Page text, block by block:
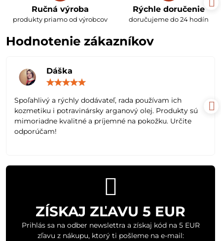
Ručná výroba
produkty priamo od výrobcov
Rýchle doručenie
doručujeme do 24 hodín
Hodnotenie zákazníkov
Dáška
5
Spoľahlivý a rýchly dodávateľ, rada používam ich
kozmetiku i potravinársky arganový olej. Produkty sú
mimoriadne kvalitné a príjemné na pokožku. Určite
odporúčam!
ZÍSKAJ ZĽAVU 5 EUR
Prihlás sa na odber newslettra a získaj kód na 5 EUR
zľavu z nákupu, ktorý ti pošleme na e-mail: